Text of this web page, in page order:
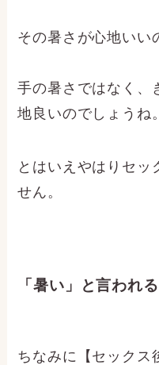
その暑さが心地いい
手の暑さではなく、
地良いのでしょうね。
とはいえやはりセッ
せん。
「暑い」と言われ
ちなみに【セックス